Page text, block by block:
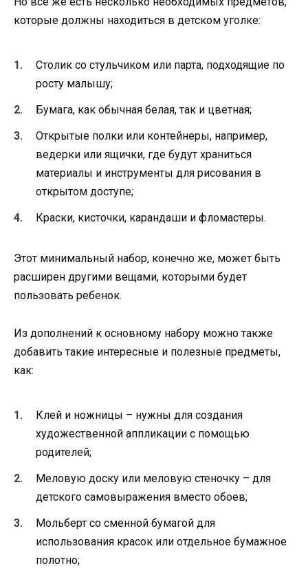
которые должны находиться в детском уголке:
Столик со стульчиком или парта, подходящие по
росту малышу;
Бумага, как обычная белая, так и цветная;
Открытые полки или контейнеры, например,
ведерки или ящички, где будут храниться
материалы и инструменты для рисования в
открытом доступе;
Краски, кисточки, карандаши и фломастеры.
Этот минимальный набор, конечно же, может быть
расширен другими вещами, которыми будет
пользовать ребенок.
Из дополнений к основному набору можно также
добавить такие интересные и полезные предметы,
как:
Клей и ножницы – нужны для создания
художественной аппликации с помощью
родителей;
Меловую доску или меловую стеночку – для
детского самовыражения вместо обоев;
Мольберт со сменной бумагой для
использования красок или отдельное бумажное
полотно;